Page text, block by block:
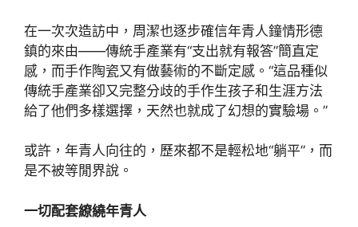
在一次次造訪中，周潔也逐步確信年青人鐘情形德
鎮的來由——傳統手產業有“支出就有報答”簡直定
感，而手作陶瓷又有做藝術的不斷定感。“這品種似
傳統手產業卻又完整分歧的手作生孩子和生涯方法
給了他們多樣選擇，天然也就成了幻想的實驗場。”
或許，年青人向往的，歷來都不是輕松地“躺平”，而
是不被等閒界說。
一切配套繚繞年青人